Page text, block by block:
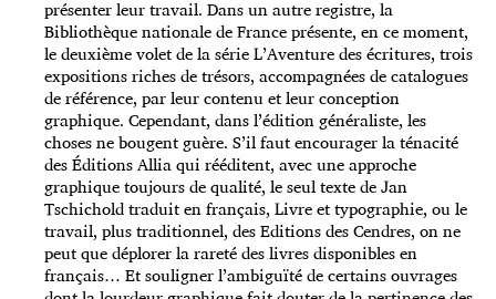
présenter leur travail. Dans un autre registre, la
Bibliothèque nationale de France présente, en ce moment,
le deuxième volet de la série L’Aventure des écritures, trois
expositions riches de trésors, accompagnées de catalogues
de référence, par leur contenu et leur conception
graphique. Cependant, dans l’édition généraliste, les
choses ne bougent guère. S’il faut encourager la ténacité
des Éditions Allia qui rééditent, avec une approche
graphique toujours de qualité, le seul texte de Jan
Tschichold traduit en français, Livre et typographie, ou le
travail, plus traditionnel, des Editions des Cendres, on ne
peut que déplorer la rareté des livres disponibles en
français… Et souligner l’ambiguïté de certains ouvrages